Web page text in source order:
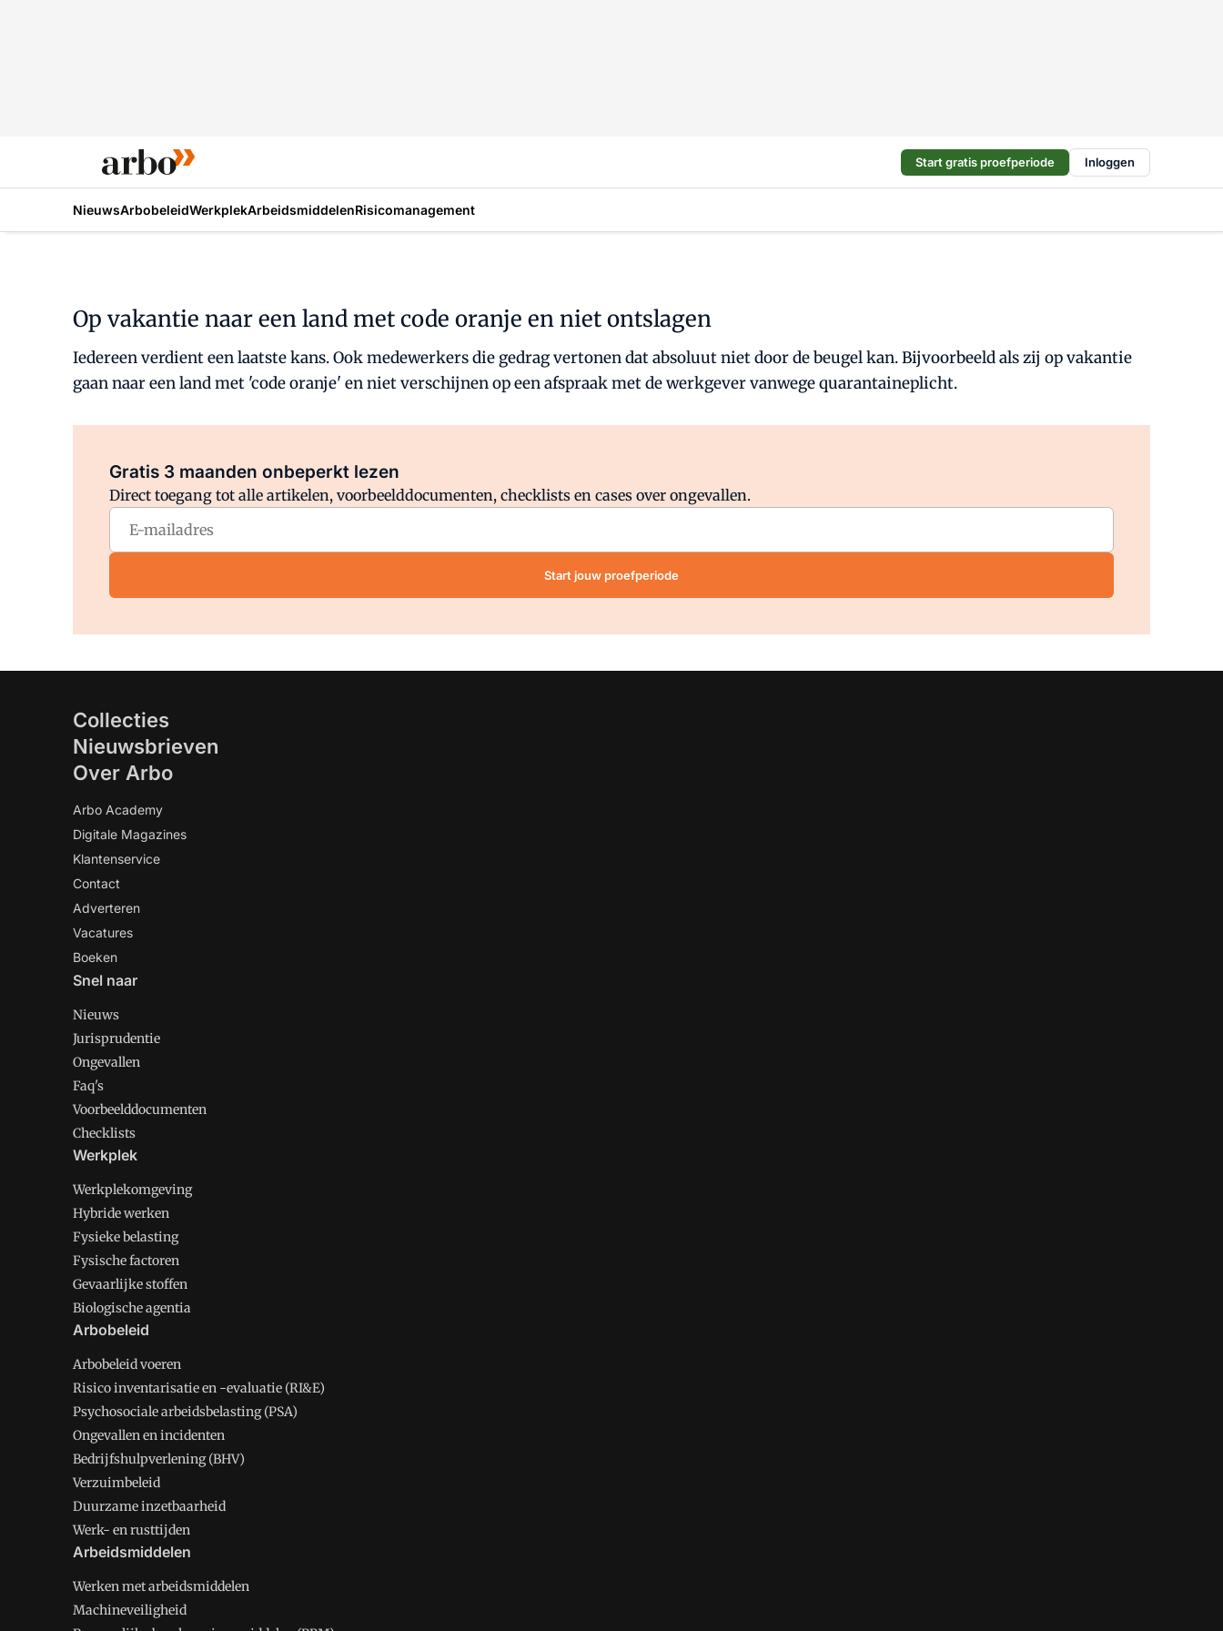
Start gratis proefperiode Inloggen
NieuwsArbobeleidWerkplekArbeidsmiddelenRisicomanagement
Op vakantie naar een land met code oranje en niet ontslagen
Iedereen verdient een laatste kans. Ook medewerkers die gedrag vertonen dat absoluut niet door de beugel kan. Bijvoorbeeld als zij op vakantie
gaan naar een land met 'code oranje' en niet verschijnen op een afspraak met de werkgever vanwege quarantaineplicht.
Gratis 3 maanden onbeperkt lezen
Direct toegang tot alle artikelen, voorbeelddocumenten, checklists en cases over ongevallen.
Start jouw proefperiode
Collecties
Nieuwsbrieven
Over Arbo
Arbo Academy
Digitale Magazines
Klantenservice
Contact
Adverteren
Vacatures
Boeken
Snel naar
Nieuws
Jurisprudentie
Ongevallen
Faq's
Voorbeelddocumenten
Checklists
Werkplek
Werkplekomgeving
Hybride werken
Fysieke belasting
Fysische factoren
Gevaarlijke stoffen
Biologische agentia
Arbobeleid
Arbobeleid voeren
Risico inventarisatie en -evaluatie (RI&E)
Psychosociale arbeidsbelasting (PSA)
Ongevallen en incidenten
Bedrijfshulpverlening (BHV)
Verzuimbeleid
Duurzame inzetbaarheid
Werk- en rusttijden
Arbeidsmiddelen
Werken met arbeidsmiddelen
Machineveiligheid